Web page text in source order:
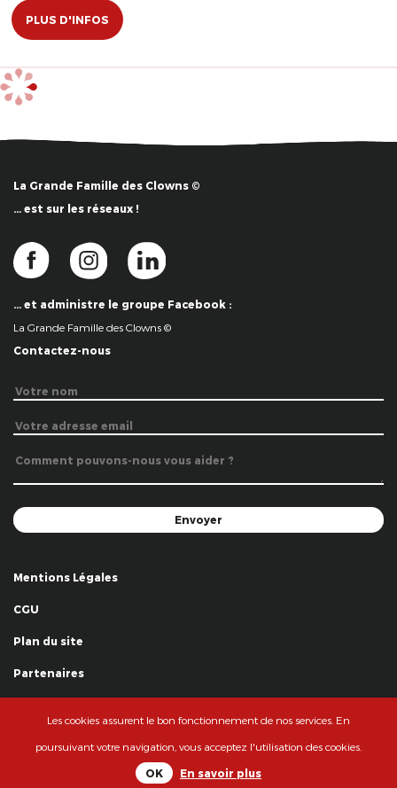
PLUS D'INFOS
La Grande Famille des Clowns ©
… est sur les réseaux !
… et administre le groupe Facebook :
La Grande Famille des Clowns ©
Contactez-nous
Mentions Légales
CGU
Plan du site
Partenaires
© La Grande Famille des Clowns - 2018
Les cookies assurent le bon fonctionnement de nos services. En
poursuivant votre navigation, vous acceptez l'utilisation des cookies.
OK En savoir plus